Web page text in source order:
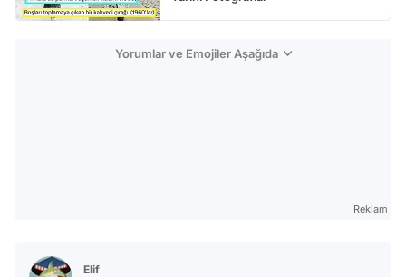
Yorumlar ve Emojiler Aşağıda
Reklam
Elif